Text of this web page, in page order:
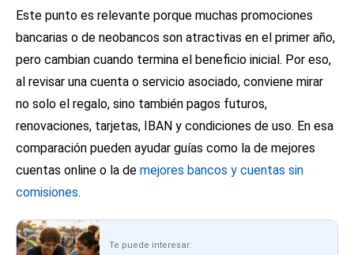
Este punto es relevante porque muchas promociones
bancarias o de neobancos son atractivas en el primer año,
pero cambian cuando termina el beneficio inicial. Por eso,
al revisar una cuenta o servicio asociado, conviene mirar
no solo el regalo, sino también pagos futuros,
renovaciones, tarjetas, IBAN y condiciones de uso. En esa
comparación pueden ayudar guías como la de mejores
cuentas online o la de mejores bancos y cuentas sin
comisiones.
Te puede interesar: